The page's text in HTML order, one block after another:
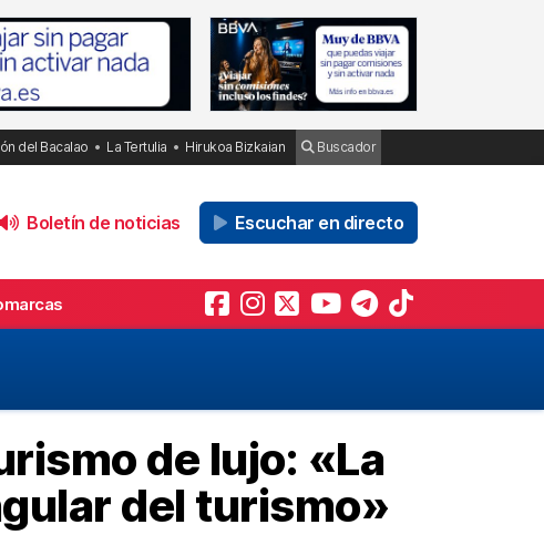
del Bacalao La Tertulia Hirukoa Bizkaian Buscador
Boletín de noticias Escuchar en directo
de lujo: «La
del turismo»